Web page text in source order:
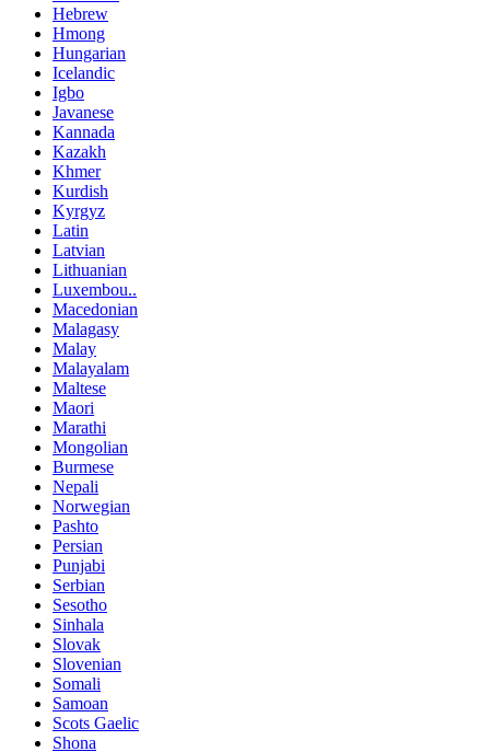
Hebrew
Hmong
Hungarian
Icelandic
Igbo
Javanese
Kannada
Kazakh
Khmer
Kurdish
Kyrgyz
Latin
Latvian
Lithuanian
Luxembou..
Macedonian
Malagasy
Malay
Malayalam
Maltese
Maori
Marathi
Mongolian
Burmese
Nepali
Norwegian
Pashto
Persian
Punjabi
Serbian
Sesotho
Sinhala
Slovak
Slovenian
Somali
Samoan
Scots Gaelic
Shona